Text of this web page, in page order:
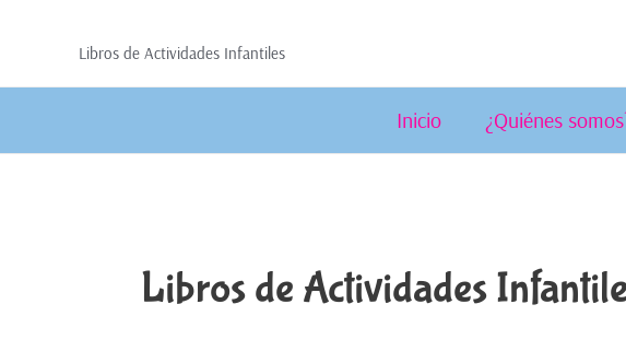
Libros de Actividades Infantiles
Inicio ¿Quiénes
Libros de Actividades